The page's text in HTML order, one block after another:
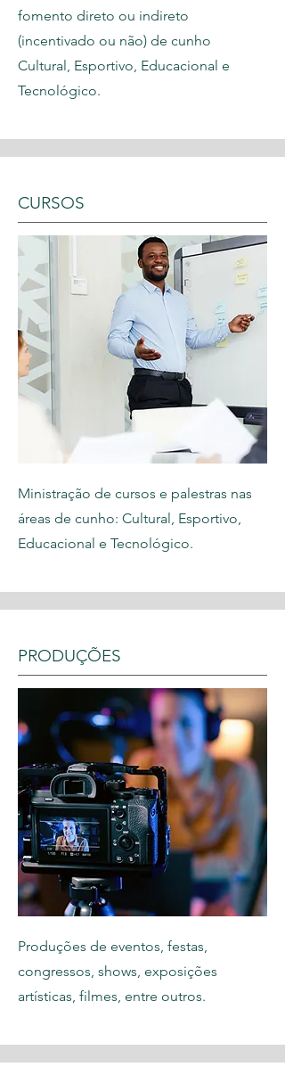
fomento direto ou indireto
(incentivado ou não) de cunho
Cultural, Esportivo, Educacional e
Tecnológico.
CURSOS
Ministração de cursos e palestras nas
áreas de cunho: Cultural, Esportivo,
Educacional e Tecnológico.
PRODUÇÕES
Produções de eventos, festas,
congressos, shows, exposições
artísticas, filmes, entre outros.